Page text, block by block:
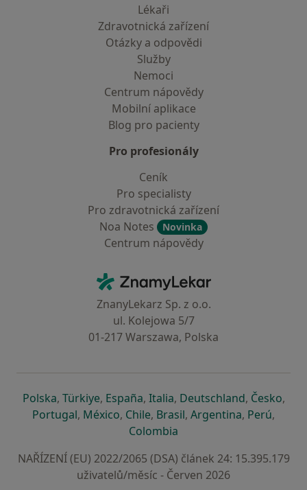
Lékaři
Zdravotnická zařízení
Otázky a odpovědi
Služby
Nemoci
Centrum nápovědy
Mobilní aplikace
Blog pro pacienty
Pro profesionály
Ceník
Pro specialisty
Pro zdravotnická zařízení
Noa Notes
Novinka
Centrum nápovědy
ZnamyLekar - Hlavní stránka
ZnanyLekarz Sp. z o.o.
ul. Kolejowa 5/7
01-217 Warszawa, Polska
Polskase otevře v nové záložce
, Türkiyese otevře v nové záložce
, Españase otevře v nové záložce
, Italiase otevře v nové záložce
, Deutschlandse otevře v
, Českose
,
Portugalse otevře v nové záložce
, Méxicose otevře v nové záložce
, Chilese otevře v nové záložce
, Brasilse otevře v nové
, Argentinase otevře v
, Perúse
,
Colombia
NAŘÍZENÍ (EU) 2022/2065 (DSA) článek 24: 15.395.179
uživatelů/měsíc - Červen 2026